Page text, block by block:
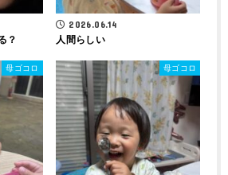
？
2026.06.14
人間らしい
母ゴコロ 母ゴコロ